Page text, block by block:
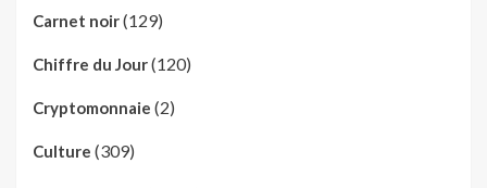
Carnet noir(129)
Chiffre du Jour(120)
Cryptomonnaie (2)
Culture (309)